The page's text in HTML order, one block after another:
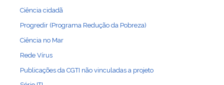
Ciência cidadã
Progredir (Programa Redução da Pobreza)
Ciência no Mar
Rede Vírus
Publicações da CGTI não vinculadas a projeto